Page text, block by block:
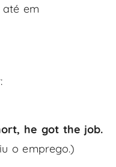
até em
he got the job.
o emprego.)